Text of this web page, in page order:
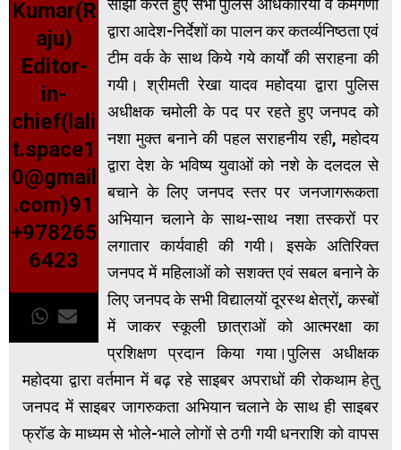
Kumar(R
aju)
Editor-
in-
chief(lali
t.space1
0@gmail
.com)91
+978265
6423
साझा करते हुए सभी पुलिस अधिकारियों व कर्मगणों
द्वारा आदेश-निर्देशों का पालन कर कतर्व्यनिष्ठता एवं
टीम वर्क के साथ किये गये कार्यों की सराहना की
गयी। श्रीमती रेखा यादव महोदया द्वारा पुलिस
अधीक्षक चमोली के पद पर रहते हुए जनपद को
नशा मुक्त बनाने की पहल सराहनीय रही, महोदय
द्वारा देश के भविष्य युवाओं को नशे के दलदल से
बचाने के लिए जनपद स्तर पर जनजागरूकता
अभियान चलाने के साथ-साथ नशा तस्करों पर
लगातार कार्यवाही की गयी। इसके अतिरिक्त
जनपद में महिलाओं को सशक्त एवं सबल बनाने के
लिए जनपद के सभी विद्यालयों दूरस्थ क्षेत्रों, कस्बों
में जाकर स्कूली छात्राओं को आत्मरक्षा का
प्रशिक्षण प्रदान किया गया।पुलिस अधीक्षक
महोदया द्वारा वर्तमान में बढ़ रहे साइबर अपराधों की रोकथाम हेतु
जनपद में साइबर जागरुकता अभियान चलाने के साथ ही साइबर
फ्रॉड के माध्यम से भोले-भाले लोगों से ठगी गयी धनराशि को वापस